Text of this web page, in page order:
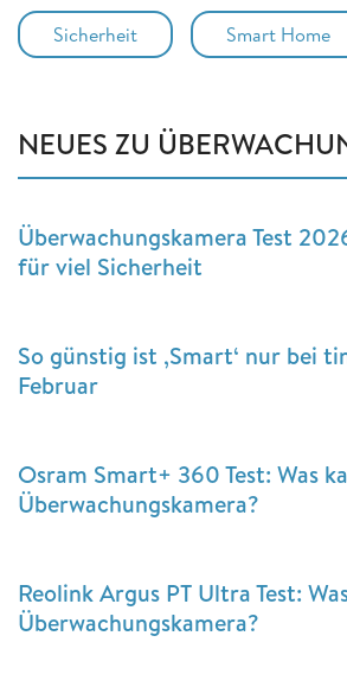
Sicherheit Smart Home
NEUES ZU
Überwachungskamera Test
für viel Sicherheit
So günstig ist ‚Smart‘ nur bei
Februar
Osram Smart+ 360 Test: Was
Überwachungskamera?
Reolink Argus PT Ultra Test:
Überwachungskamera?